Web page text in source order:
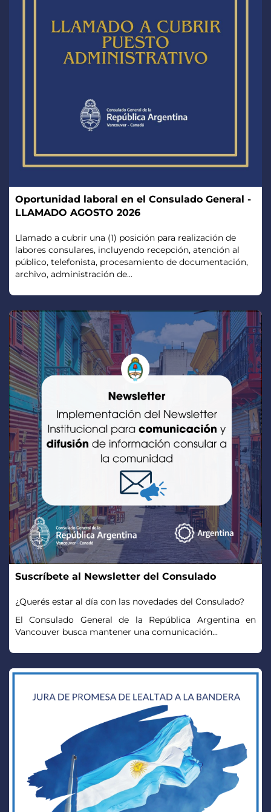
Oportunidad laboral en el Consulado General -
LLAMADO AGOSTO 2026
Llamado a cubrir una (1) posición para realización de
labores consulares, incluyendo recepción, atención al
público, telefonista, procesamiento de documentación,
archivo, administración de...
Suscríbete al Newsletter del Consulado
¿Querés estar al día con las novedades del Consulado?
El Consulado General de la República Argentina en
Vancouver busca mantener una comunicación...